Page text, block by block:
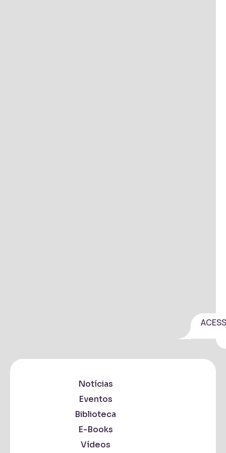
Notícias
Eventos
Biblioteca
E-Books
Vídeos